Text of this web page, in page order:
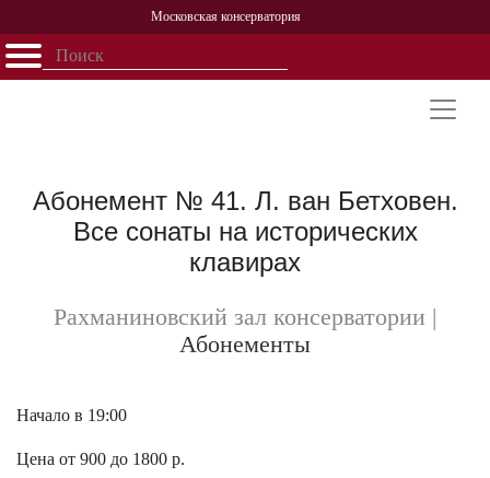
Московская консерватория
Открыть - закрыть
Персоналии
История
Абонемент № 41. Л. ван Бетховен.
Все сонаты на исторических
клавирах
Рахманиновский зал консерватории |
Абонементы
Начало в 19:00
Цена от 900 до 1800 р.